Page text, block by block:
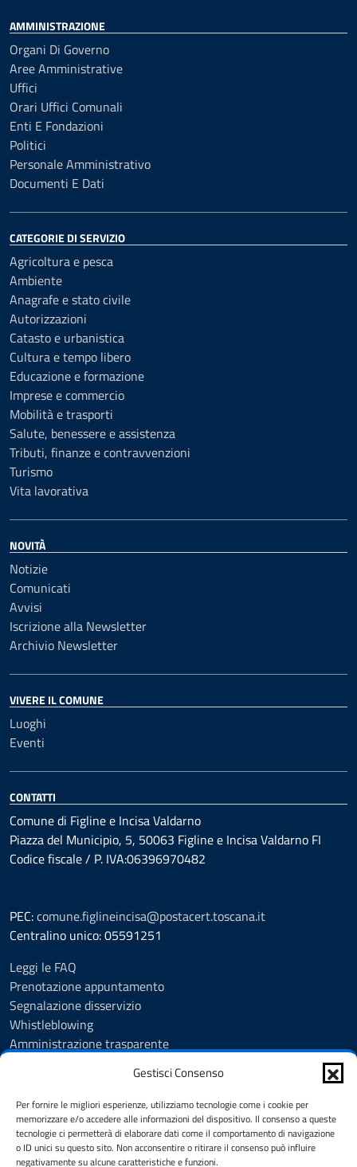
Gestisci Consenso
Per fornire le migliori esperienze, utilizziamo tecnologie come i cookie per
memorizzare e/o accedere alle informazioni del dispositivo. Il consenso a queste
tecnologie ci permetterà di elaborare dati come il comportamento di navigazione
o ID unici su questo sito. Non acconsentire o ritirare il consenso può influire
negativamente su alcune caratteristiche e funzioni.
AMMINISTRAZIONE
Organi Di Governo
Aree Amministrative
Uffici
Orari Uffici Comunali
Enti E Fondazioni
Politici
Personale Amministrativo
Documenti E Dati
CATEGORIE DI SERVIZIO
Agricoltura e pesca
Ambiente
Anagrafe e stato civile
Autorizzazioni
Catasto e urbanistica
Cultura e tempo libero
Educazione e formazione
Imprese e commercio
Mobilità e trasporti
Salute, benessere e assistenza
Tributi, finanze e contravvenzioni
Turismo
Vita lavorativa
NOVITÀ
Notizie
Comunicati
Avvisi
Iscrizione alla Newsletter
Archivio Newsletter
VIVERE IL COMUNE
Luoghi
Eventi
CONTATTI
Comune di Figline e Incisa Valdarno
Piazza del Municipio, 5, 50063 Figline e Incisa Valdarno FI
Codice fiscale / P. IVA:06396970482
PEC:comune.figlineincisa@postacert.toscana.it
Centralino unico: 05591251
Leggi le FAQ
Prenotazione appuntamento
Segnalazione disservizio
Whistleblowing
Amministrazione trasparente
Albo Pretorio
Cookie Policy
Informativa privacy
Dichiarazione di accessibilità